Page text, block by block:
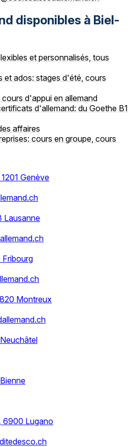
disponibles à Biel-
et personnalisés, tous
et ados: stages d'été, cours
d'appui en allemand
d'allemand: du Goethe B1
affaires
cours en groupe, cours
Genève
Lausanne
Fribourg
Montreux
6900 Lugano